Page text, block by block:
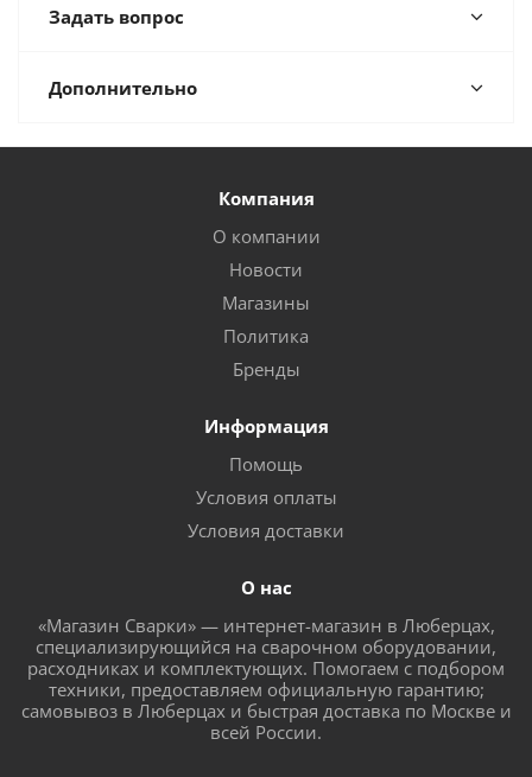
Задать вопрос
Дополнительно
Компания
О компании
Новости
Магазины
Политика
Бренды
Информация
Помощь
Условия оплаты
Условия доставки
О нас
«Магазин Сварки» — интернет-магазин в Люберцах,
специализирующийся на сварочном оборудовании,
расходниках и комплектующих. Помогаем с подбором
техники, предоставляем официальную гарантию;
самовывоз в Люберцах и быстрая доставка по Москве и
всей России.